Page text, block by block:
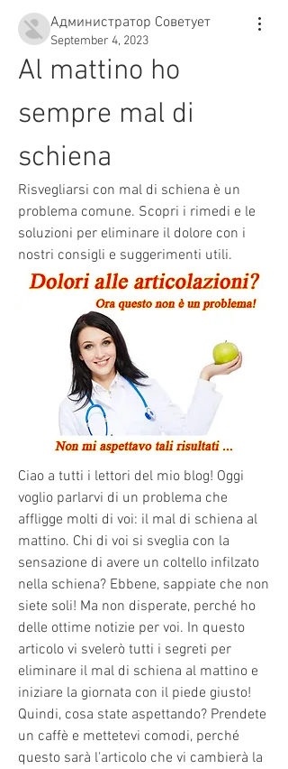
Администратор Советует
September 4, 2023
Al mattino ho
sempre mal di
schiena
Risvegliarsi con mal di schiena è un
problema comune. Scopri i rimedi e le
soluzioni per eliminare il dolore con i
nostri consigli e suggerimenti utili.
Ciao a tutti i lettori del mio blog! Oggi
voglio parlarvi di un problema che
affligge molti di voi: il mal di schiena al
mattino. Chi di voi si sveglia con la
sensazione di avere un coltello infilzato
nella schiena? Ebbene, sappiate che non
siete soli! Ma non disperate, perché ho
delle ottime notizie per voi. In questo
articolo vi svelerò tutti i segreti per
eliminare il mal di schiena al mattino e
iniziare la giornata con il piede giusto!
Quindi, cosa state aspettando? Prendete
un caffè e mettetevi comodi, perché
questo sarà l'articolo che vi cambierà la